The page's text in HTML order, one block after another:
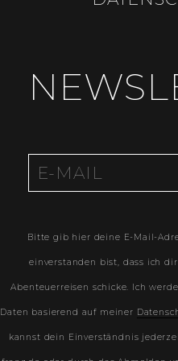
Bitte gib hier deine E-Mail-
einverstanden bist, dass ich
Abenteuerreisen schicke. Ich
Daten basierend auf meiner
kannst dein Einverständnis